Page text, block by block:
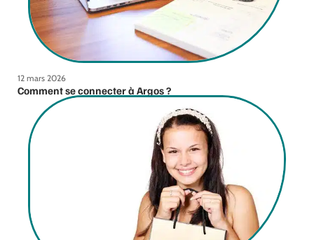
12 mars 2026
Comment se connecter à Argos ?